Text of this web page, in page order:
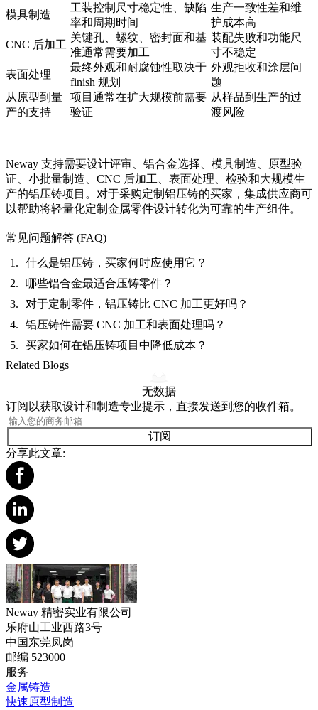
模具制造
工装控制尺寸稳定性、缺陷
率和周期时间
生产一致性差和维
护成本高
CNC 后加工
关键孔、螺纹、密封面和基
准通常需要加工
装配失败和功能尺
寸不稳定
表面处理
最终外观和耐腐蚀性取决于
finish 规划
外观拒收和涂层问
题
从原型到量
产的支持
项目通常在扩大规模前需要
验证
从样品到生产的过
渡风险
Neway 支持需要设计评审、铝合金选择、模具制造、原型验
证、小批量制造、CNC 后加工、表面处理、检验和大规模生
产的铝压铸项目。对于采购定制铝压铸的买家，集成供应商可
以帮助将轻量化定制金属零件设计转化为可靠的生产组件。
常见问题解答 (FAQ)
什么是铝压铸，买家何时应使用它？
哪些铝合金最适合压铸零件？
对于定制零件，铝压铸比 CNC 加工更好吗？
铝压铸件需要 CNC 加工和表面处理吗？
买家如何在铝压铸项目中降低成本？
Related Blogs
无数据
订阅以获取设计和制造专业提示，直接发送到您的收件箱。
订阅
分享此文章:
Neway 精密实业有限公司
乐府山工业西路3号
中国东莞凤岗
邮编 523000
服务
金属铸造
快速原型制造